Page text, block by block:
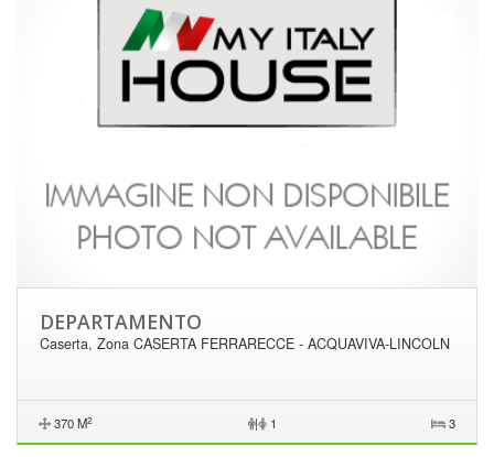
DEPARTAMENTO
Caserta, Zona CASERTA FERRARECCE - ACQUAVIVA-LINCOLN
370 M2 | 1 3